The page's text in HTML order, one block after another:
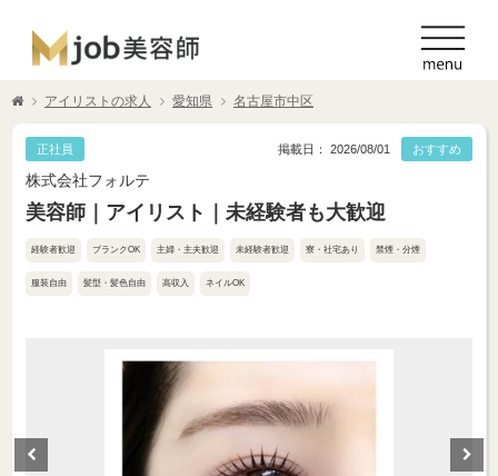
アイリストの求人 愛知県 名古屋市中区
正社員 おすすめ
掲載日： 2026/08/01
株式会社フォルテ
美容師｜アイリスト｜未経験者も大歓迎
経験者歓迎 ブランクOK 主婦・主夫歓迎 未経験者歓迎 寮・社宅あり 禁煙・分煙
服装自由 髪型・髪色自由 高収入 ネイルOK